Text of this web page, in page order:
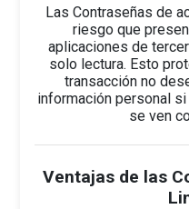
Las Contraseñas de
riesgo que
aplicaciones de
solo lectura. Esto
transacción no
información personal
se ven
Ventajas de las